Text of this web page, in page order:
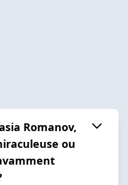
Romanov,
ou